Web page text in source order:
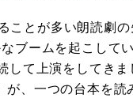
とが多い朗読劇の
ブームを起こして
て上演をしてき
、一つの台本を読